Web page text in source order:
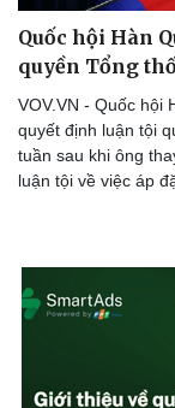
Quốc hội Hàn
quyền Tổng
VOV.VN - Quốc hội
quyết định luận tội
tuần sau khi ông
luận tội về việc áp